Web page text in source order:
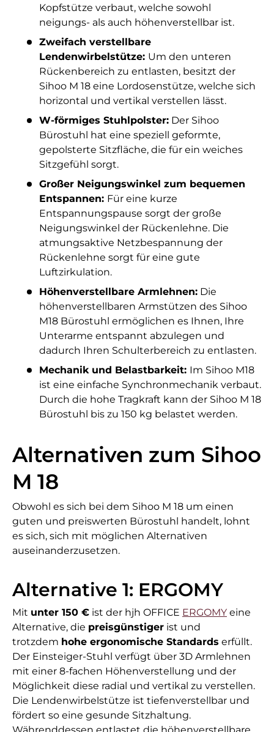
Kopfstütze verbaut, welche sowohl
neigungs- als auch höhenverstellbar ist.
Zweifach verstellbare
Lendenwirbelstütze: Um den unteren
Rückenbereich zu entlasten, besitzt der
Sihoo M 18 eine Lordosenstütze, welche sich
horizontal und vertikal verstellen lässt.
W-förmiges Stuhlpolster: Der Sihoo
Bürostuhl hat eine speziell geformte,
gepolsterte Sitzfläche, die für ein weiches
Sitzgefühl sorgt.
Großer Neigungswinkel zum bequemen
Entspannen: Für eine kurze
Entspannungspause sorgt der große
Neigungswinkel der Rückenlehne. Die
atmungsaktive Netzbespannung der
Rückenlehne sorgt für eine gute
Luftzirkulation.
Höhenverstellbare Armlehnen: Die
höhenverstellbaren Armstützen des Sihoo
M18 Bürostuhl ermöglichen es Ihnen, Ihre
Unterarme entspannt abzulegen und
dadurch Ihren Schulterbereich zu entlasten.
Mechanik und Belastbarkeit: Im Sihoo M18
ist eine einfache Synchronmechanik verbaut.
Durch die hohe Tragkraft kann der Sihoo M 18
Bürostuhl bis zu 150 kg belastet werden.
Alternativen zum Sihoo
M 18
Obwohl es sich bei dem Sihoo M 18 um einen
guten und preiswerten Bürostuhl handelt, lohnt
es sich, sich mit möglichen Alternativen
auseinanderzusetzen.
Alternative 1: ERGOMY
Mit unter 150 € ist der hjh OFFICE ERGOMY eine
Alternative, die preisgünstiger ist und
trotzdem hohe ergonomische Standards erfüllt.
Der Einsteiger-Stuhl verfügt über 3D Armlehnen
mit einer 8-fachen Höhenverstellung und der
Möglichkeit diese radial und vertikal zu verstellen.
Die Lendenwirbelstütze ist tiefenverstellbar und
fördert so eine gesunde Sitzhaltung.